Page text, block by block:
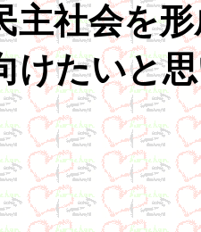
主社会を
けたいと